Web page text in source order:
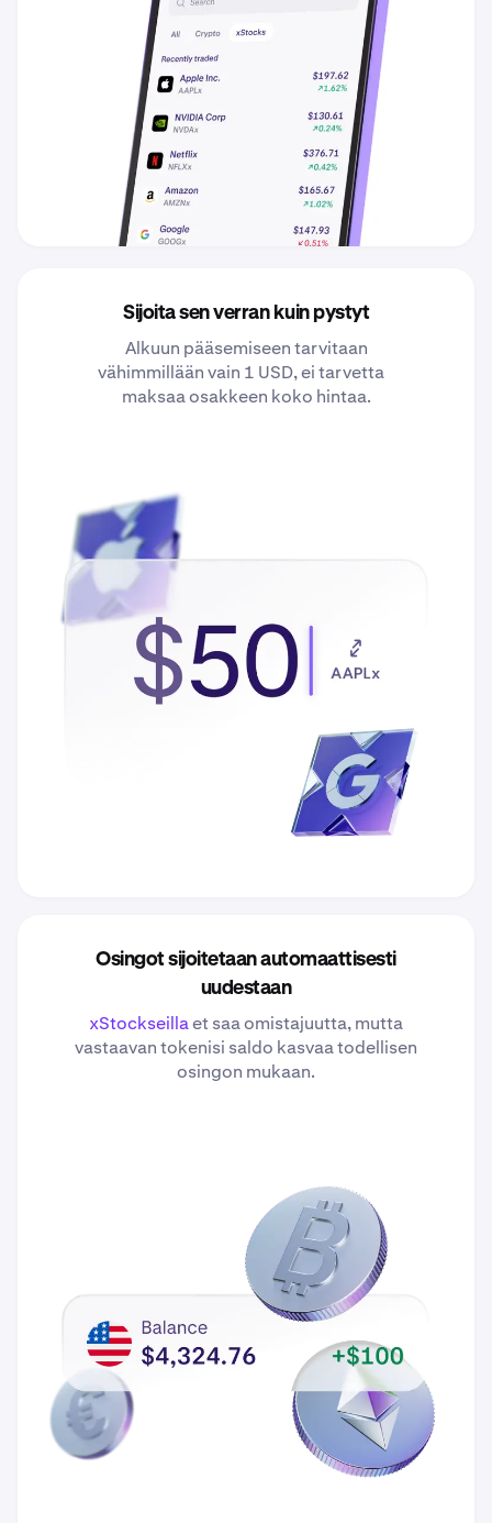
Sijoita sen verran kuin pystyt
Alkuun pääsemiseen tarvitaan
vähimmillään vain 1 USD, ei tarvetta
maksaa osakkeen koko hintaa.
Osingot sijoitetaan automaattisesti
uudestaan
xStockseillaet saa omistajuutta, mutta
vastaavan tokenisi saldo kasvaa todellisen
osingon mukaan.